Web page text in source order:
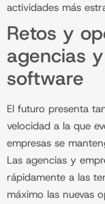
actividades más
Retos y
agencias
software
El futuro presenta
velocidad a la que
empresas se
Las agencias y
rápidamente a las
máximo las nuevas